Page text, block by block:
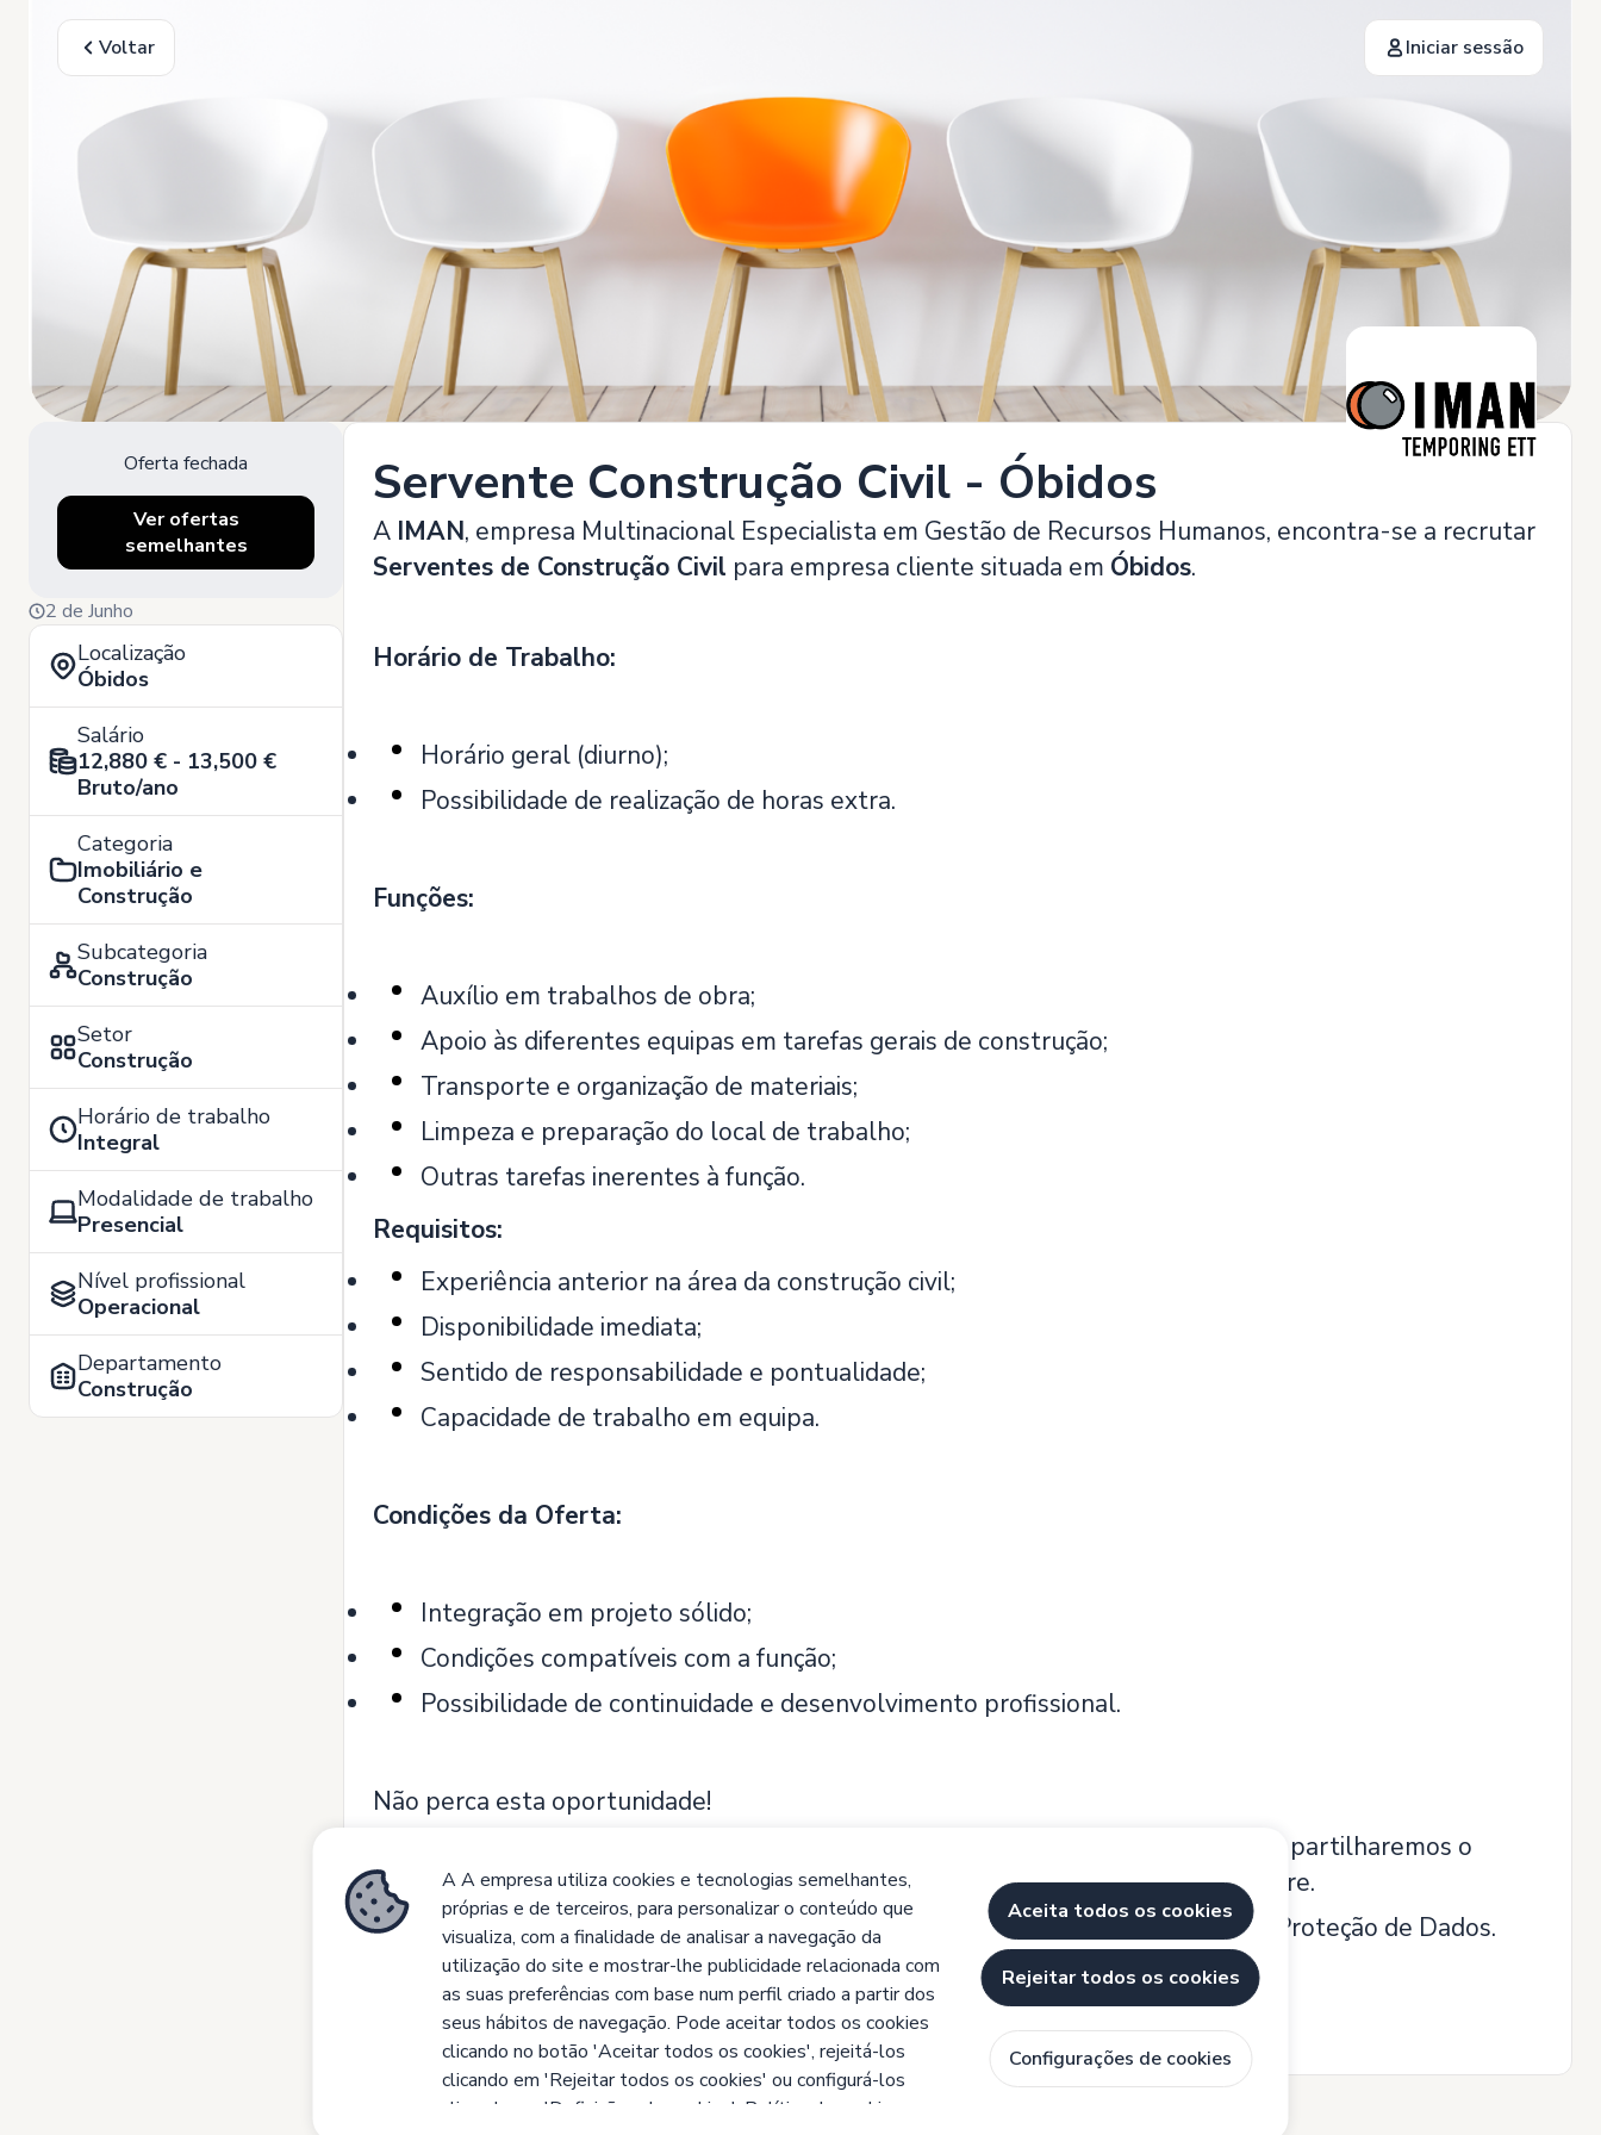
Voltar Iniciar sessão
Oferta fechada
Ver ofertas
semelhantes
2 de Junho
Localização
Óbidos
Salário
12,880 € - 13,500 €
Bruto/ano
Categoria
Imobiliário e
Construção
Subcategoria
Construção
Setor
Construção
Horário de trabalho
Integral
Modalidade de trabalho
Presencial
Nível profissional
Operacional
Departamento
Construção
Servente Construção Civil - Óbidos
A IMAN, empresa Multinacional Especialista em Gestão de Recursos Humanos, encontra-se a recrutar
Serventes de Construção Civil para empresa cliente situada em Óbidos.
Horário de Trabalho:
Horário geral (diurno);
Possibilidade de realização de horas extra.
Funções:
Auxílio em trabalhos de obra;
Apoio às diferentes equipas em tarefas gerais de construção;
Transporte e organização de materiais;
Limpeza e preparação do local de trabalho;
Outras tarefas inerentes à função.
Requisitos:
Experiência anterior na área da construção civil;
Disponibilidade imediata;
Sentido de responsabilidade e pontualidade;
Capacidade de trabalho em equipa.
Condições da Oferta:
Integração em projeto sólido;
Condições compatíveis com a função;
Possibilidade de continuidade e desenvolvimento profissional.
Não perca esta oportunidade!
Clique no botão "candidatar-me" abaixo para partilhar as suas qualificações. Nós partilharemos o
curriculum vitae em processos de recrutamento nos quais o seu perfil se enquadre.
Todas as candidaturas serão tratadas com confidencialidade ao abrigo da Lei de Proteção de Dados.
Alvará nº 776/15, concedido pelo IEFP.
#IMANTORRESVEDRAS
A A empresa utiliza cookies e tecnologias semelhantes,
próprias e de terceiros, para personalizar o conteúdo que
visualiza, com a finalidade de analisar a navegação da
utilização do site e mostrar-lhe publicidade relacionada com
as suas preferências com base num perfil criado a partir dos
seus hábitos de navegação. Pode aceitar todos os cookies
clicando no botão 'Aceitar todos os cookies', rejeitá-los
clicando em 'Rejeitar todos os cookies' ou configurá-los
clicando em 'Definições de cookies'. Política de cookies
Aceita todos os cookies
Rejeitar todos os cookies
Configurações de cookies